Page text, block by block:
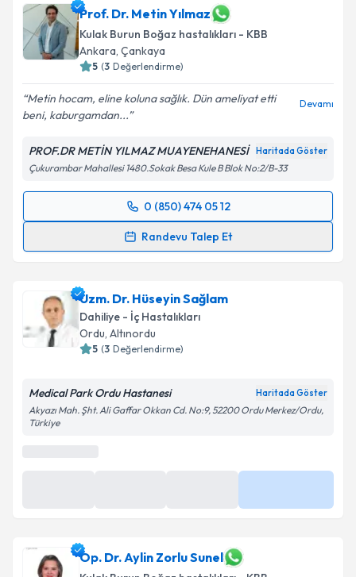
Prof. Dr. Metin Yılmaz
Kulak Burun Boğaz hastalıkları - KBB
Ankara, Çankaya
5 (3 Değerlendirme)
Metin hocam, eline koluna sağlık. Dün ameliyat etti
beni, kaburgamdan...
Devamı
PROF.DR METİN YILMAZ MUAYENEHANESİ Haritada Göster
Çukurambar Mahallesi 1480.Sokak Besa Kule B Blok No:2/B-33
0 (850) 474 05 12
Randevu Talep Et
Randevu Takvimi Talebi
takvim hazırlandığında e-posta ile bilgilendireceğiz.
E-posta Adresiniz
Kişisel verilerimin işlenmesine ilişkinAydınlatma
Uzm. Dr. Hüseyin Sağlam
Dahiliye - İç Hastalıkları
Ordu, Altınordu
5 (3 Değerlendirme)
Medical Park Ordu Hastanesi Haritada Göster
Akyazı Mah. Şht. Ali Gaffar Okkan Cd. No:9, 52200 Ordu Merkez/Ordu,
Türkiye
Op. Dr. Aylin Zorlu Sunel